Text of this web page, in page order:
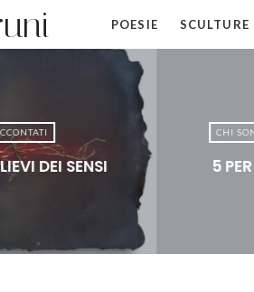
POESIE SCULTURE
DEI SENSI
CHI
5